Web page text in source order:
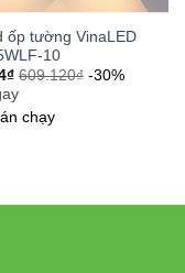
– 0938461348
ốp tường VinaLED
10
₫ 609.120₫ -30%
chạy